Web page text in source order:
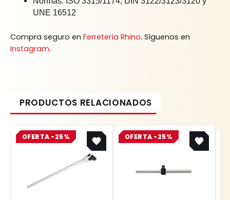
UNE 16512
Compra seguro en Ferretería Rhino. Síguenos en
Instagram.
OFERTA -25%
Original
price
was:
$ 59.800.
Current
price
is:
$ 44.850.
OFERTA -25%
Original
price
was:
Current
price
is: